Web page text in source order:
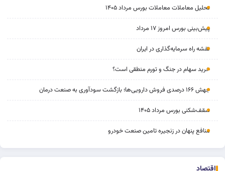
تحلیل معاملات معاملات بورس مرداد ۱۴۰۵
پیش‌بینی بورس امروز ۱۷ مرداد
نقشه راه سرمایه‌گذاری در ایران
خرید سهام در جنگ و تورم منطقی است؟
جهش ۱۶۶ درصدی فروش دارویی‌ها؛ بازگشت سودآوری به صنعت درمان
سقف‌شکنی بورس مرداد ۱۴۰۵
منافع پنهان در زنجیره تامین صنعت خودرو